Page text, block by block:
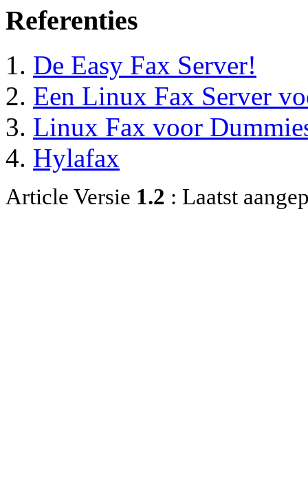
Referenties
De Easy Fax Server!
Een Linux Fax Server
Linux Fax voor
Hylafax
Article Versie 1.2 : Laatst